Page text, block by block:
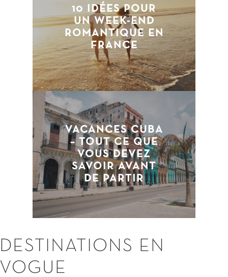
10 IDÉES POUR
UN WEEK-END
ROMANTIQUE EN
FRANCE
VACANCES CUBA
– TOUT CE QUE
VOUS DEVEZ
SAVOIR AVANT
DE PARTIR
DESTINATIONS
EN
VOGUE